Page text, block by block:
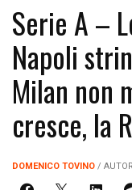
Serie A –
Napoli
Milan non
cresce, la
DOMENICO TOVINO /